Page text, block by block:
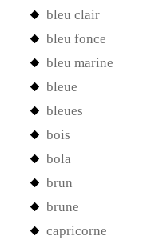
bleu clair
bleu fonce
bleu marine
bleue
bleues
bois
bola
brun
brune
capricorne